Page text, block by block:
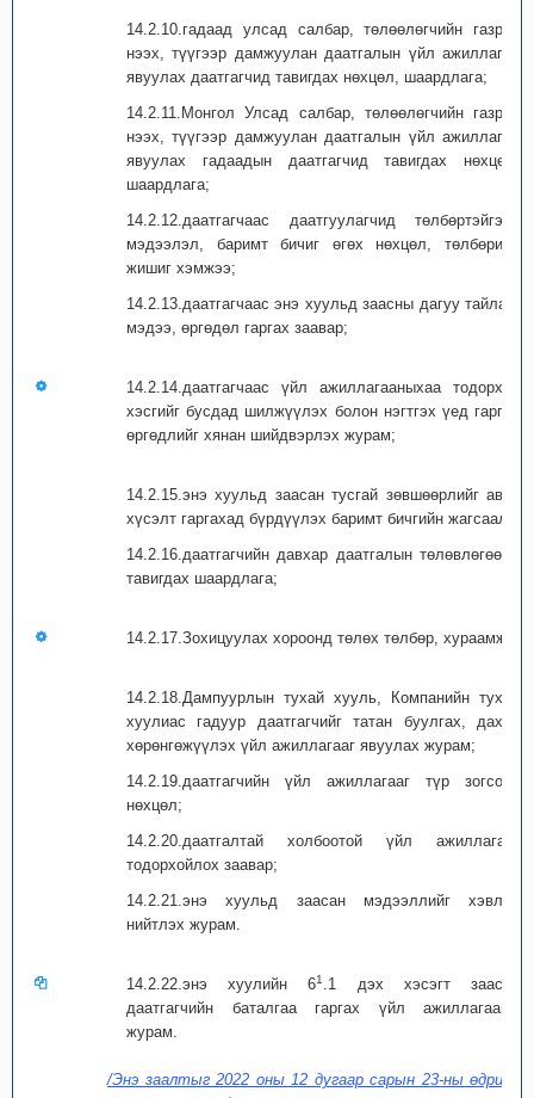
14.2.10.гадаад улсад салбар, төлөөлөгчийн газраа
нээх, түүгээр дамжуулан даатгалын үйл ажиллагаа
явуулах даатгагчид тавигдах нөхцөл, шаардлага;
14.2.11.Монгол Улсад салбар, төлөөлөгчийн газраа
нээх, түүгээр дамжуулан даатгалын үйл ажиллагаа
явуулах гадаадын даатгагчид тавигдах нөхцөл,
шаардлага;
14.2.12.даатгагчаас даатгуулагчид төлбөртэйгээр
мэдээлэл, баримт бичиг өгөх нөхцөл, төлбөрийн
жишиг хэмжээ;
14.2.13.даатгагчаас энэ хуульд заасны дагуу тайлан,
мэдээ, өргөдөл гаргах заавар;
14.2.14.даатгагчаас үйл ажиллагааныхаа тодорхой
хэсгийг бусдад шилжүүлэх болон нэгтгэх үед гаргах
өргөдлийг хянан шийдвэрлэх журам;
14.2.15.энэ хуульд заасан тусгай зөвшөөрлийг авах
хүсэлт гаргахад бүрдүүлэх баримт бичгийн жагсаалт;
14.2.16.даатгагчийн давхар даатгалын төлөвлөгөөнд
тавигдах шаардлага;
14.2.17.Зохицуулах хороонд төлөх төлбөр, хураамж;
14.2.18.Дампуурлын тухай хууль, Компанийн тухай
хуулиас гадуур даатгагчийг татан буулгах, дахин
хөрөнгөжүүлэх үйл ажиллагааг явуулах журам;
14.2.19.даатгагчийн үйл ажиллагааг түр зогсоох
нөхцөл;
14.2.20.даатгалтай холбоотой үйл ажиллагааг
тодорхойлох заавар;
14.2.21.энэ хуульд заасан мэдээллийг хэвлэн
нийтлэх журам.
14.2.22.энэ хуулийн 61 .1 дэх хэсэгт заасан
даатгагчийн баталгаа гаргах үйл ажиллагааны
журам.
/Энэ заалтыг 2022 оны 12 дугаар сарын 23-ны өдрийн